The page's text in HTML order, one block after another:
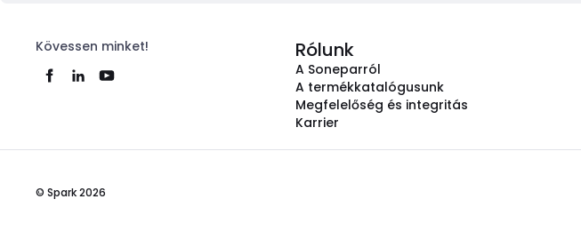
Kövessen minket! Rólunk
A Soneparról
A termékkatalógusunk
Megfelelőség és integritás
Karrier
© Spark 2026